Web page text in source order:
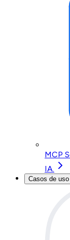
MCP
IA.
Casos de uso